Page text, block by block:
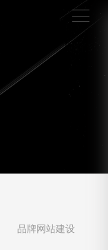
品牌网站建设